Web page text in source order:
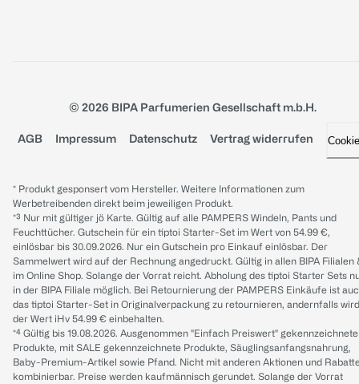
© 2026 BIPA Parfumerien Gesellschaft m.b.H.
AGB Impressum Datenschutz Vertrag widerrufen
* Produkt gesponsert vom Hersteller. Weitere Informationen zum
Werbetreibenden direkt beim jeweiligen Produkt.
*³ Nur mit gültiger jö Karte. Gültig auf alle PAMPERS Windeln, Pants und
Feuchttücher. Gutschein für ein tiptoi Starter-Set im Wert von 54.99 €,
einlösbar bis 30.09.2026. Nur ein Gutschein pro Einkauf einlösbar. Der
Sammelwert wird auf der Rechnung angedruckt. Gültig in allen BIPA Filialen
im Online Shop. Solange der Vorrat reicht. Abholung des tiptoi Starter Sets
in der BIPA Filiale möglich. Bei Retournierung der PAMPERS Einkäufe ist
das tiptoi Starter-Set in Originalverpackung zu retournieren, andernfalls wird
der Wert iHv 54.99 € einbehalten.
*⁴ Gültig bis 19.08.2026. Ausgenommen "Einfach Preiswert" gekennzeichnete
Produkte, mit SALE gekennzeichnete Produkte, Säuglingsanfangsnahrung,
Baby-Premium-Artikel sowie Pfand. Nicht mit anderen Aktionen und
kombinierbar. Preise werden kaufmännisch gerundet. Solange der Vorrat